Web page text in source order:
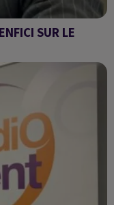
SUR LE
la visite du